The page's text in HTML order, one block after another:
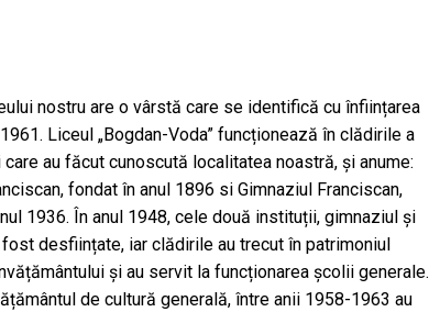
nostru are o vârstă care se identifică cu înființarea
Liceul „Bogdan-Voda” funcționează în clădirile a
au făcut cunoscută localitatea noastră, și anume:
fondat în anul 1896 si Gimnaziul Franciscan,
1936. În anul 1948, cele două instituții, gimnaziul și
fost desființate, iar clădirile au trecut în patrimoniul
și au servit la funcționarea școlii generale.
de cultură generală, între anii 1958-1963 au